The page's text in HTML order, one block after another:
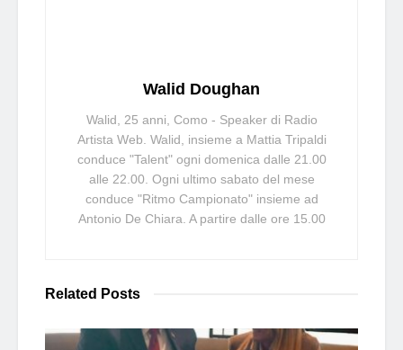
Walid Doughan
Walid, 25 anni, Como - Speaker di Radio
Artista Web. Walid, insieme a Mattia Tripaldi
conduce "Talent" ogni domenica dalle 21.00
alle 22.00. Ogni ultimo sabato del mese
conduce "Ritmo Campionato" insieme ad
Antonio De Chiara. A partire dalle ore 15.00
Related Posts